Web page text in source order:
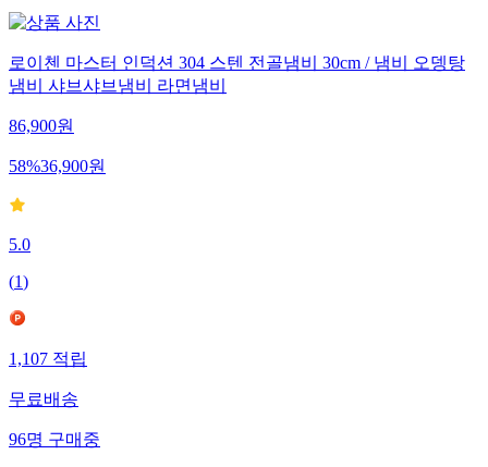
로이첸 마스터 인덕션 304 스텐 전골냄비 30cm / 냄비 오뎅탕
냄비 샤브샤브냄비 라면냄비
86,900원
58%36,900원
5.0
(1)
1,107적립
무료배송
96명구매중